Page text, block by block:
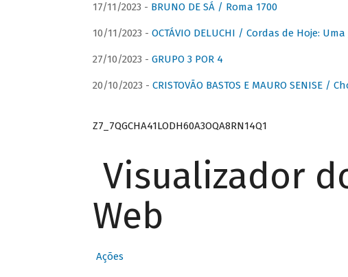
17/11/2023 - BRUNO DE SÁ / Roma 1700
10/11/2023 - OCTÁVIO DELUCHI / Cordas de Hoje:
27/10/2023 - GRUPO 3 POR 4
20/10/2023 - CRISTOVÃO BASTOS E MAURO SENISE /
Z7_7QGCHA41LODH60A3OQA8RN14Q1
Visualizador
Web
Ações